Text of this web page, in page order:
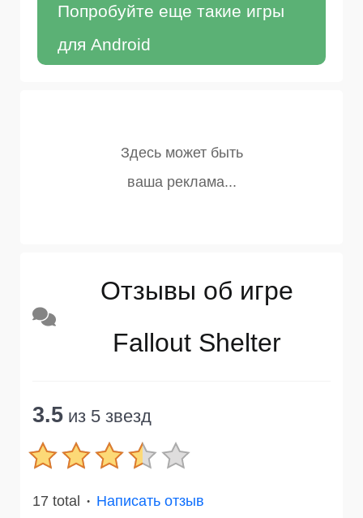
Попробуйте еще такие игры
для Android
Отзывы об игре
Fallout Shelter
3.5 из 5 звезд
17 total ● Написать отзыв